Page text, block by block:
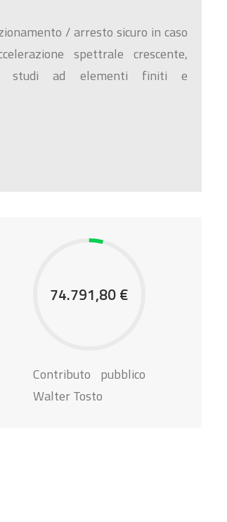
/ arresto sicuro in caso
spettrale crescente,
studi ad elementi finiti e
74.791,80 €
Contributo pubblico
Walter Tosto